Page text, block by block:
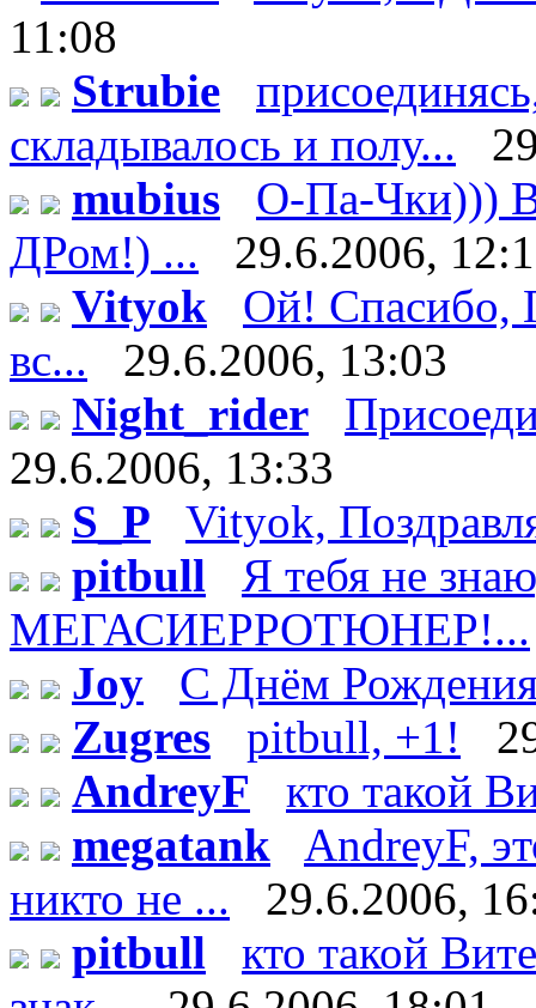
11:08
Strubie
складывалось и полу...
mubius
О-Па-Чки)))
ДРом!) ...
29.6.2006,
Vityok
Ой! Спасибо,
вс...
29.6.2006, 13:03
Night_rider
29.6.2006, 13:33
S_P
Vityok,
pitbull
Я тебя не
МЕГАСИЕРРОТЮНЕР!...
Joy
С Днём
Zugres
pitbull, +1!
AndreyF
кто такой
megatank
AndreyF,
никто не ...
29.6.2006,
pitbull
кто такой